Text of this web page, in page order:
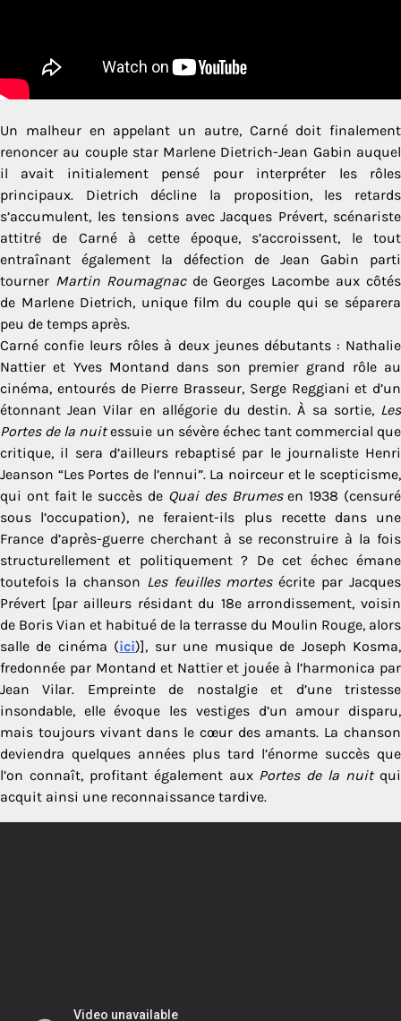
Un malheur en appelant un autre, Carné doit finalement
renoncer au couple star Marlene Dietrich-Jean Gabin auquel
il avait initialement pensé pour interpréter les rôles
principaux. Dietrich décline la proposition, les retards
s’accumulent, les tensions avec Jacques Prévert, scénariste
attitré de Carné à cette époque, s’accroissent, le tout
entraînant également la défection de Jean Gabin parti
tourner Martin Roumagnacde Georges Lacombe aux côtés
de Marlene Dietrich, unique film du couple qui se séparera
peu de temps après.
Carné confie leurs rôles à deux jeunes débutants : Nathalie
Nattier et Yves Montand dans son premier grand rôle au
cinéma, entourés de Pierre Brasseur, Serge Reggiani et d’un
étonnant Jean Vilar en allégorie du destin. À sa sortie, Les
Portes de la nuitessuie un sévère échec tant commercial que
critique, il sera d’ailleurs rebaptisé par le journaliste Henri
Jeanson “Les Portes de l’ennui”. La noirceur et le scepticisme,
qui ont fait le succès de Quai des Brumesen 1938 (censuré
sous l’occupation), ne feraient-ils plus recette dans une
France d’après-guerre cherchant à se reconstruire à la fois
structurellement et politiquement ? De cet échec émane
toutefois la chanson Les feuilles mortesécrite par Jacques
Prévert [par ailleurs résidant du 18e arrondissement, voisin
de Boris Vian et habitué de la terrasse du Moulin Rouge, alors
salle de cinéma (ici)], sur une musique de Joseph Kosma,
fredonnée par Montand et Nattier et jouée à l’harmonica par
Jean Vilar. Empreinte de nostalgie et d’une tristesse
insondable, elle évoque les vestiges d’un amour disparu,
mais toujours vivant dans le cœur des amants. La chanson
deviendra quelques années plus tard l’énorme succès que
l’on connaît, profitant également aux Portes de la nuitqui
acquit ainsi une reconnaissance tardive.